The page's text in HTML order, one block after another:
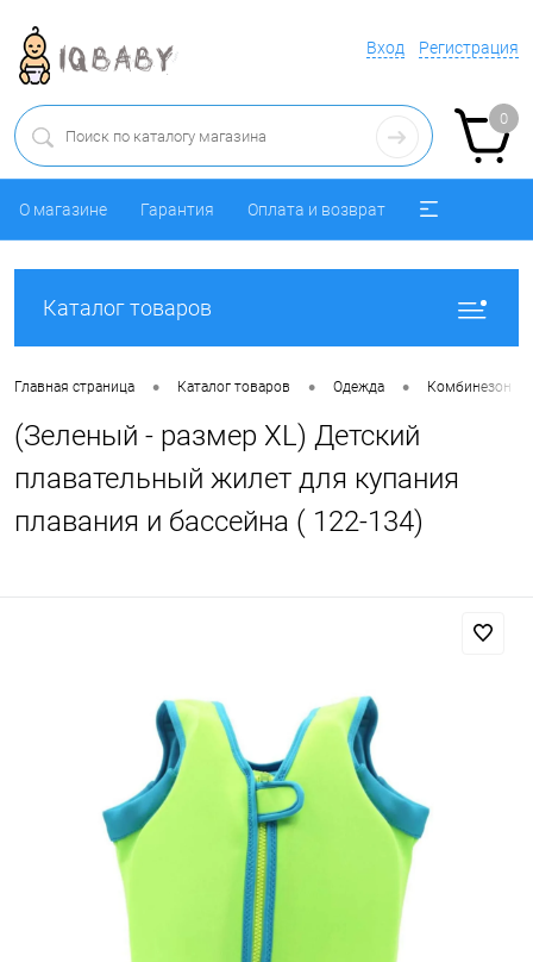
Вход Регистрация
0
О магазине Гарантия Оплата и возврат
Каталог товаров
Главная страница • Каталог товаров • Одежда • Комбинезон
(Зеленый - размер XL) Детский
плавательный жилет для купания
плавания и бассейна ( 122-134)